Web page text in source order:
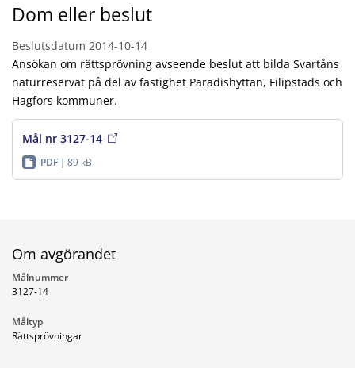
Dom eller beslut
Beslutsdatum 2014-10-14
Ansökan om rättsprövning avseende beslut att bilda Svartåns
naturreservat på del av fastighet Paradishyttan, Filipstads och
Hagfors kommuner.
Mål nr 3127-14
PDF 89 kB
Om avgörandet
Målnummer
3127-14
Måltyp
Rättsprövningar